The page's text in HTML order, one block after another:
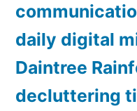
daily digital
Daintree
decluttering